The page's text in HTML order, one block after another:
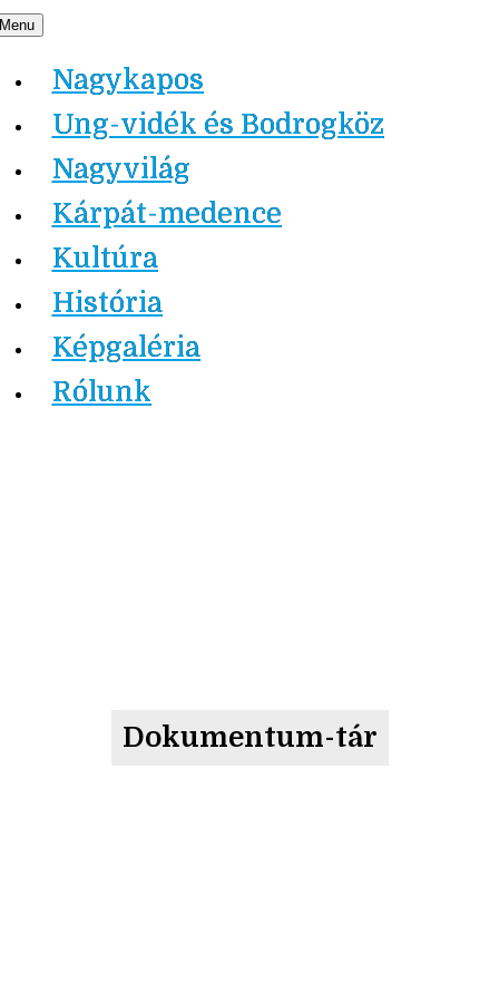
Skip
content
Nagykapos.ma
Nagykapos
Ung-vidék és Bodrogköz
Nagyvilág
Kárpát-medence
Kultúra
História
Képgaléria
Rólunk
Dokumentum-tár